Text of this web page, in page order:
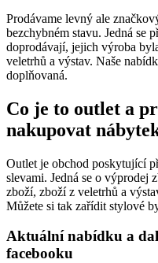
Prodávame levný ale
bezchybném stavu. Jedná se
doprodávají, jejich výroba
veletrhů a výstav. Naše
doplňovaná.
Co je to outlet a
nakupovat
Outlet je obchod poskytující
slevami. Jedná se o výprodej
zboží, zboží z veletrhů a
Můžete si tak zařídit stylové
Aktuální nabídku a
facebooku